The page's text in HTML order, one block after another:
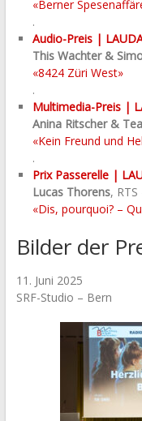
«Berner
.
Audio-Preis |
This Wachter &
«8424 Züri West»
.
Multimedia-Preis |
Anina Ritscher &
«Kein Freund und
.
Prix Passerelle |
Lucas Thorens,
«Dis, pourquoi? –
Bilder der
11. Juni 2025
SRF-Studio – Bern